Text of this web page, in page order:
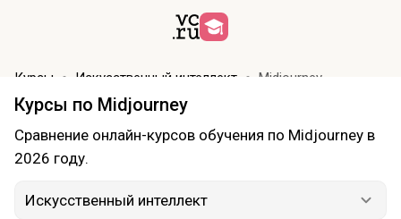
Курсы Искусственный интеллект Midjourney
Курсы по Midjourney
Сравнение онлайн-курсов обучения по Midjourney в
2026 году.
Искусственный интеллект